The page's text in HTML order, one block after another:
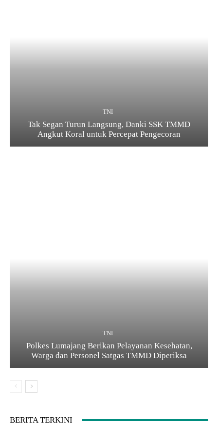
TNI
Tak Segan Turun Langsung, Danki SSK TMMD
Angkut Koral untuk Percepat Pengecoran
TNI
Polkes Lumajang Berikan Pelayanan Kesehatan,
Warga dan Personel Satgas TMMD Diperiksa
BERITA TERKINI